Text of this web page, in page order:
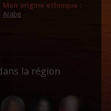
Mon origine ethnique :
Arabe
la région